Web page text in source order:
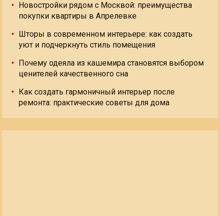
Новостройки рядом с Москвой: преимущества
покупки квартиры в Апрелевке
Шторы в современном интерьере: как создать
уют и подчеркнуть стиль помещения
Почему одеяла из кашемира становятся выбором
ценителей качественного сна
Как создать гармоничный интерьер после
ремонта: практические советы для дома